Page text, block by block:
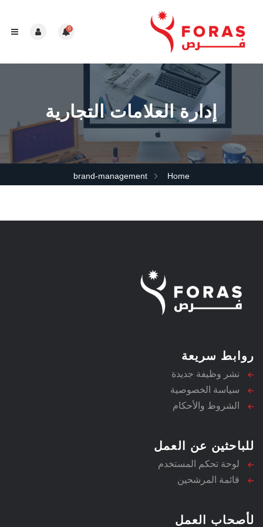
0
إدارة العلامات التجارية
Home
brand-management
روابط سريعة
نشر وظيفة جديدة
سياسة الخصوصية
الشروط والأحكام
للباحثين عن العمل
لوحة تحكم المستخدم
قائمة المرشحين
لأصحاب العمل